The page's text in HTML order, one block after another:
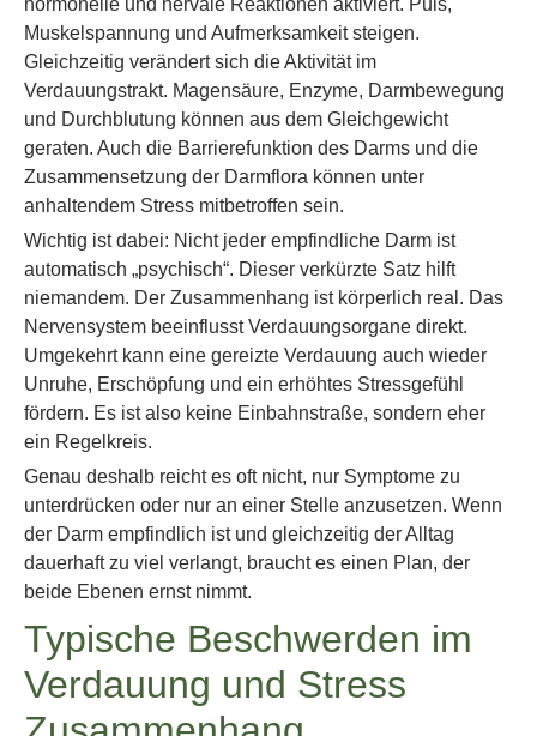
hormonelle und nervale Reaktionen aktiviert. Puls,
Muskelspannung und Aufmerksamkeit steigen.
Gleichzeitig verändert sich die Aktivität im
Verdauungstrakt. Magensäure, Enzyme, Darmbewegung
und Durchblutung können aus dem Gleichgewicht
geraten. Auch die Barrierefunktion des Darms und die
Zusammensetzung der Darmflora können unter
anhaltendem Stress mitbetroffen sein.
Wichtig ist dabei: Nicht jeder empfindliche Darm ist
automatisch „psychisch“. Dieser verkürzte Satz hilft
niemandem. Der Zusammenhang ist körperlich real. Das
Nervensystem beeinflusst Verdauungsorgane direkt.
Umgekehrt kann eine gereizte Verdauung auch wieder
Unruhe, Erschöpfung und ein erhöhtes Stressgefühl
fördern. Es ist also keine Einbahnstraße, sondern eher
ein Regelkreis.
Genau deshalb reicht es oft nicht, nur Symptome zu
unterdrücken oder nur an einer Stelle anzusetzen. Wenn
der Darm empfindlich ist und gleichzeitig der Alltag
dauerhaft zu viel verlangt, braucht es einen Plan, der
beide Ebenen ernst nimmt.
Typische Beschwerden im
Verdauung und Stress